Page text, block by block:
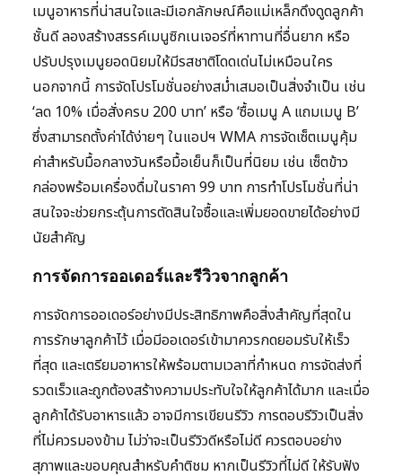
เมนูอาหารที่น่าสนใจและมีเอกลักษณ์คือแม่เหล็กดึงดูดลูกค้า
ชั้นดี ลองสร้างสรรค์เมนูซิกเนเจอร์ที่หาทานที่อื่นยาก หรือ
ปรับปรุงเมนูยอดนิยมให้มีรสชาติโดดเด่นไม่เหมือนใคร
นอกจากนี้ การจัดโปรโมชั่นอย่างสม่ำเสมอเป็นสิ่งจำเป็น เช่น
‘ลด 10% เมื่อสั่งครบ 200 บาท’ หรือ ‘ซื้อเมนู A แถมเมนู B’
ซึ่งสามารถตั้งค่าได้ง่ายๆ ในแอปฯ WMA การจัดเซ็ตเมนูคุ้ม
ค่าสำหรับมื้อกลางวันหรือมื้อเย็นก็เป็นที่นิยม เช่น เซ็ตข้าว
กล่องพร้อมเครื่องดื่มในราคา 99 บาท การทำโปรโมชั่นที่น่า
สนใจจะช่วยกระตุ้นการตัดสินใจซื้อและเพิ่มยอดขายได้อย่างมี
นัยสำคัญ
การจัดการออเดอร์และรีวิวจากลูกค้า
การจัดการออเดอร์อย่างมีประสิทธิภาพคือสิ่งสำคัญที่สุดใน
การรักษาลูกค้าไว้ เมื่อมีออเดอร์เข้ามาควรกดยอมรับให้เร็ว
ที่สุด และเตรียมอาหารให้พร้อมตามเวลาที่กำหนด การจัดส่งที่
รวดเร็วและถูกต้องสร้างความประทับใจให้ลูกค้าได้มาก และเมื่อ
ลูกค้าได้รับอาหารแล้ว อาจมีการเขียนรีวิว การตอบรีวิวเป็นสิ่ง
ที่ไม่ควรมองข้าม ไม่ว่าจะเป็นรีวิวดีหรือไม่ดี ควรตอบอย่าง
สุภาพและขอบคุณสำหรับคำติชม หากเป็นรีวิวที่ไม่ดี ให้รับฟัง